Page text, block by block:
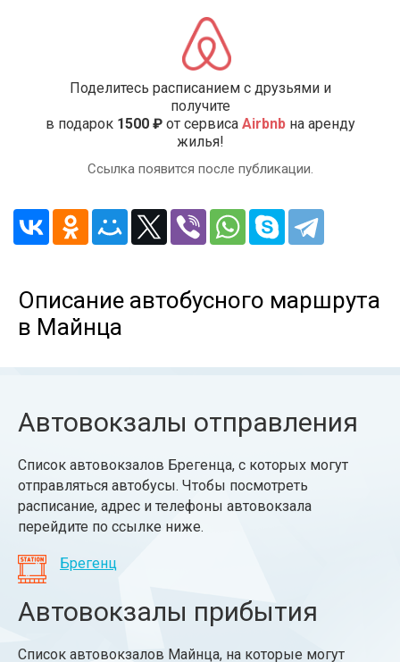
Поделитесь расписанием с друзьями и
получите
в подарок 1500 ₽от сервиса Airbnbна аренду
жилья!
Ссылка появится после публикации.
Описание автобусного маршрута
в Майнца
Автовокзалы отправления
Список автовокзалов Брегенца, с которых могут
отправляться автобусы. Чтобы посмотреть
расписание, адрес и телефоны автовокзала
перейдите по ссылке ниже.
Брегенц
Автовокзалы прибытия
Список автовокзалов Майнца, на которые могут